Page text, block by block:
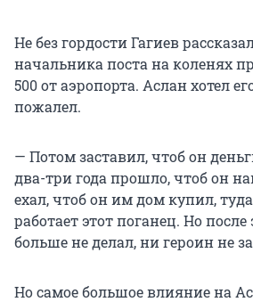
Не без гордости Гагиев
начальника поста на коленях
500 от аэропорта. Аслан хотел
пожалел.
— Потом заставил, чтоб он
два-три года прошло, чтоб он
ехал, чтоб он им дом купил,
работает этот поганец. Но после
больше не делал, ни героин не
Но самое большое влияние на